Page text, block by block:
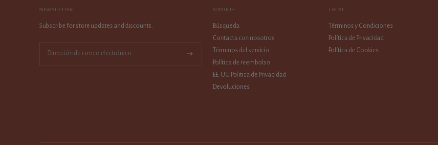
NEWSLETTER
Subscribe for store updates and discounts.
Suscríbase
a
SOPORTE
Búsqueda
Contacta con nosotros
Términos del servicio
Política de reembolso
EE. UU Politica de Privacidad
Devoluciones
LEGAL
Términos y Condiciones
Política de Privacidad
Política de Cookies